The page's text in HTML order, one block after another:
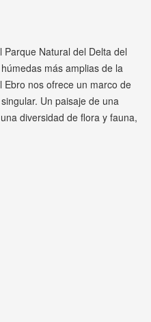
Natural del Delta del
más amplias de la
Ebro nos ofrece un marco de
Un paisaje de una
diversidad de flora y fauna,